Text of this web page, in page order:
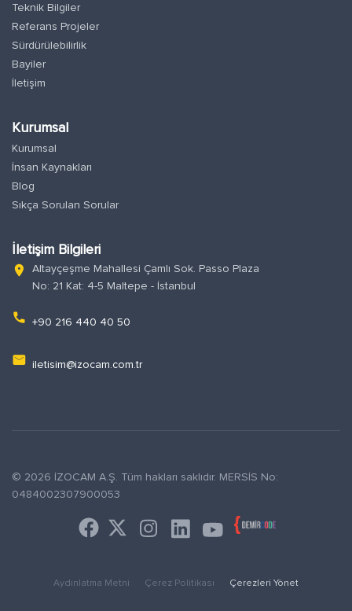
Teknik Bilgiler
Referans Projeler
Sürdürülebilirlik
Bayiler
İletişim
Kurumsal
Kurumsal
İnsan Kaynakları
Blog
Sıkça Sorulan Sorular
İletişim Bilgileri
location_on
Altayçeşme Mahallesi Çamlı Sok. Passo Plaza
No: 21 Kat: 4-5 Maltepe - İstanbul
phone +90 216 440 40 50
email iletisim@izocam.com.tr
© 2026 İZOCAM A.Ş. Tüm hakları saklıdır. MERSİS No:
0484002307900053
Aydınlatma Metni Çerez Politikası Çerezleri Yönet